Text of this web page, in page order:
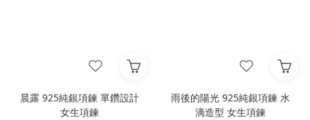
晨露 925純銀項鍊 單鑽設計
女生項鍊
雨後的陽光 925純銀項鍊 水
滴造型 女生項鍊